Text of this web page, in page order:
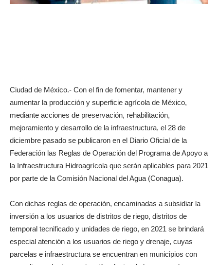
Ciudad de México.- Con el fin de fomentar, mantener y
aumentar la producción y superficie agrícola de México,
mediante acciones de preservación, rehabilitación,
mejoramiento y desarrollo de la infraestructura, el 28 de
diciembre pasado se publicaron en el Diario Oficial de la
Federación las Reglas de Operación del Programa de Apoyo a
la Infraestructura Hidroagrícola que serán aplicables para 2021
por parte de la Comisión Nacional del Agua (Conagua).
Con dichas reglas de operación, encaminadas a subsidiar la
inversión a los usuarios de distritos de riego, distritos de
temporal tecnificado y unidades de riego, en 2021 se brindará
especial atención a los usuarios de riego y drenaje, cuyas
parcelas e infraestructura se encuentran en municipios con